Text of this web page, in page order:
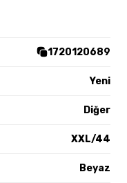
1720120689
Yeni
Diğer
XXL/44
Beyaz